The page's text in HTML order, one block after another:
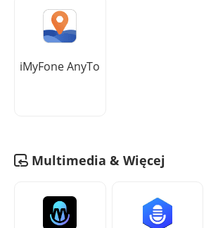
iMyFone AnyTo
Multimedia & Więcej